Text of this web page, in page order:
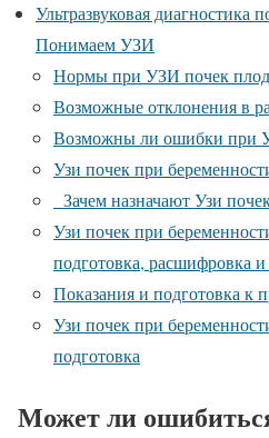
Ультразвуковая диагностика
Понимаем УЗИ
Нормы при УЗИ почек
Возможные отклонения в
Возможны ли ошибки при
Узи почек при
Зачем назначают Узи
Узи почек при
подготовка, расшифровка и
Показания и подготовка к
Узи почек при
подготовка
Может ли